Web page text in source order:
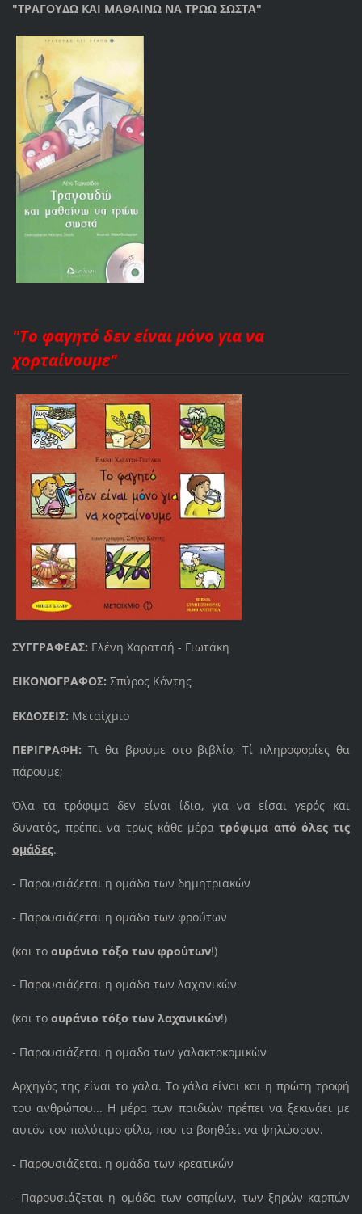
"ΤΡΑΓΟΥΔΩ ΚΑΙ ΜΑΘΑΙΝΩ ΝΑ ΤΡΩΩ ΣΩΣΤΑ"
"Το φαγητό δεν είναι μόνο για να
χορταίνουμε"
ΣΥΓΓΡΑΦΕΑΣ: Ελένη Χαρατσή - Γιωτάκη
ΕΙΚΟΝΟΓΡΑΦΟΣ: Σπύρος Κόντης
ΕΚΔΟΣΕΙΣ: Μεταίχμιο
ΠΕΡΙΓΡΑΦΗ: Τι θα βρούμε στο βιβλίο; Τί πληροφορίες θα
πάρουμε;
Όλα τα τρόφιμα δεν είναι ίδια, για να είσαι γερός και
δυνατός, πρέπει να τρως κάθε μέρατρόφιμα από όλες τις
ομάδες.
- Παρουσιάζεται η ομάδα των δημητριακών
- Παρουσιάζεται η ομάδα των φρούτων
(και το ουράνιο τόξο των φρούτων!)
- Παρουσιάζεται η ομάδα των λαχανικών
(και το ουράνιο τόξο των λαχανικών!)
- Παρουσιάζεται η ομάδα των γαλακτοκομικών
Αρχηγός της είναι το γάλα. Το γάλα είναι και η πρώτη τροφή
του ανθρώπου... Η μέρα των παιδιών πρέπει να ξεκινάει με
αυτόν τον πολύτιμο φίλο, που τα βοηθάει να ψηλώσουν.
- Παρουσιάζεται η ομάδα των κρεατικών
- Παρουσιάζεται η ομάδα των οσπρίων, των ξηρών καρπών